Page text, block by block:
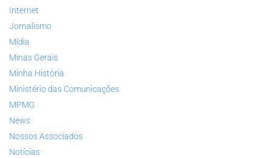
Internet
Jornalismo
Mídia
Minas Gerais
Minha História
Ministério das Comunicações
MPMG
News
Nossos Associados
Notícias